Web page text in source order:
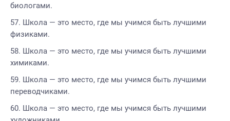
биологами.
Школа — это место, где мы учимся быть лучшими
физиками.
Школа — это место, где мы учимся быть лучшими
химиками.
Школа — это место, где мы учимся быть лучшими
переводчиками.
Школа — это место, где мы учимся быть лучшими